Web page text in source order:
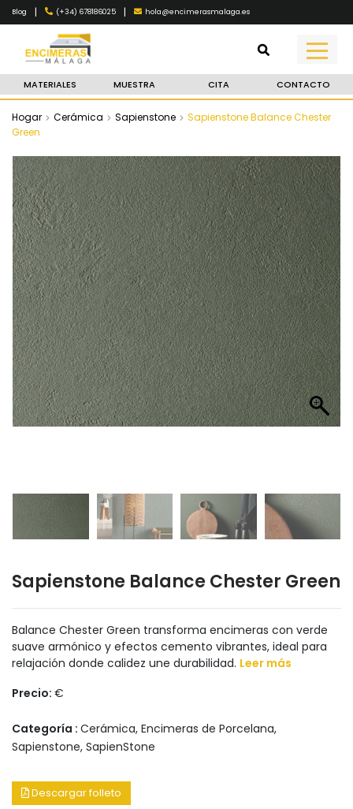
Blog | (+34) 678186025 | hola@encimerasmalaga.es
MATERIALES MUESTRA CITA CONTACTO
Hogar Cerámica Sapienstone
Sapienstone Balance Chester
Green
Sapienstone Balance Chester Green
Balance Chester Green transforma encimeras con verde
suave armónico y efectos cemento vibrantes, ideal para
relajación donde calidez une durabilidad. Leer más
Precio: €
Categoría : Cerámica, Encimeras de Porcelana,
Sapienstone, SapienStone
Descargar folleto